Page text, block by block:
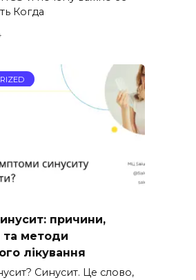
Когда
причини,
методи
лікування
Синусит. Це слово,